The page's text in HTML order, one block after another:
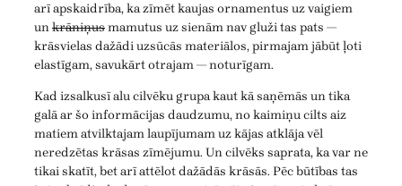
arī apskaidrība, ka zīmēt kaujas ornamentus uz vaigiem
unkrāniņusmamutus uz sienām nav gluži tas pats —
krāsvielas dažādi uzsūcās materiālos, pirmajam jābūt ļoti
elastīgam, savukārt otrajam — noturīgam.
Kad izsalkusī alu cilvēku grupa kaut kā saņēmās un tika
galā ar šo informācijas daudzumu, no kaimiņu cilts aiz
matiem atvilktajam laupījumam uz kājas atklāja vēl
neredzētas krāsas zīmējumu. Un cilvēks saprata, ka var ne
tikai skatīt, bet arī attēlot dažādās krāsās. Pēc būtības tas